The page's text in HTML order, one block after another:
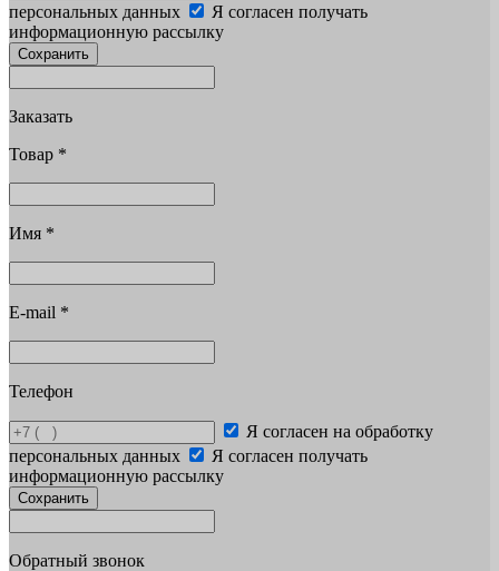
персональных данных
Я согласен получать
информационную рассылку
Сохранить
Заказать
Товар *
Имя *
E-mail *
Телефон
Я согласен на обработку
персональных данных
Я согласен получать
информационную рассылку
Сохранить
Обратный звонок